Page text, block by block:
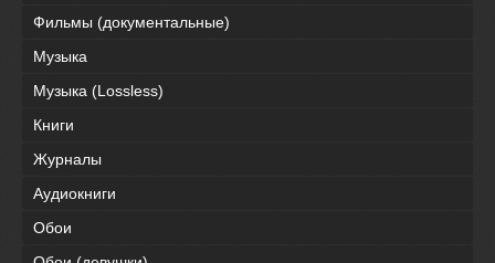
Фильмы (документальные)
Музыка
Музыка (Lossless)
Книги
Журналы
Аудиокниги
Обои